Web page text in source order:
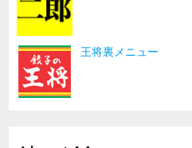
王将裏メニュー